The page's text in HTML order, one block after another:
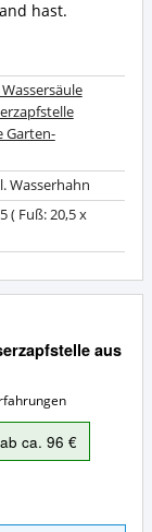
hast.
Garten-
Wasserhahn
( Fuß: 20,5 x
aus
ca. 96 €